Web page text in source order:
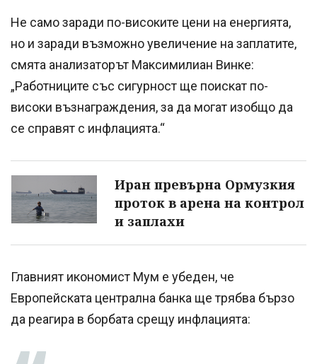
Не само заради по-високите цени на енергията,
но и заради възможно увеличение на заплатите,
смята анализаторът Максимилиан Винке:
„Работниците със сигурност ще поискат по-
високи възнаграждения, за да могат изобщо да
се справят с инфлацията.“
Иран превърна Ормузкия
проток в арена на контрол
и заплахи
Главният икономист Мум е убеден, че
Европейската централна банка ще трябва бързо
да реагира в борбата срещу инфлацията: